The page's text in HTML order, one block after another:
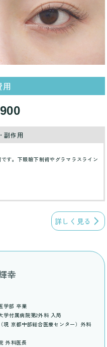
用
副作用
す。下眼瞼下制術やグラマラスライン
詳しく見る
幸
学部 卒業
学付属病院第2外科 入局
現 京都中部総合医療センター）外科
外科医長